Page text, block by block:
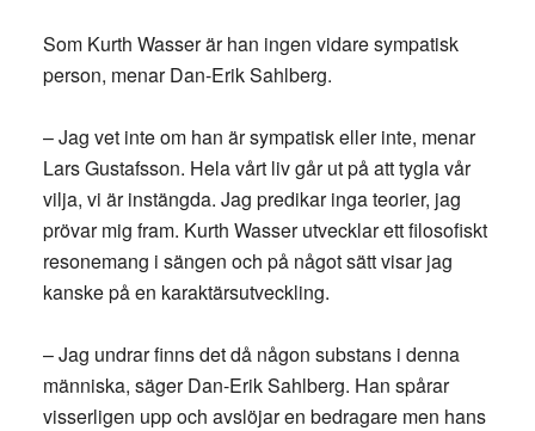
Som Kurth Wasser är han ingen vidare sympatisk
person, menar Dan-Erik Sahlberg.
– Jag vet inte om han är sympatisk eller inte, menar
Lars Gustafsson. Hela vårt liv går ut på att tygla vår
vilja, vi är instängda. Jag predikar inga teorier, jag
prövar mig fram. Kurth Wasser utvecklar ett filosofiskt
resonemang i sängen och på något sätt visar jag
kanske på en karaktärsutveckling.
– Jag undrar finns det då någon substans i denna
människa, säger Dan-Erik Sahlberg. Han spårar
visserligen upp och avslöjar en bedragare men hans